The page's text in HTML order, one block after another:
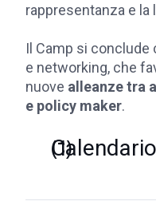
rappresentanza e la
Il Camp si
e networking, che
nuove alleanze tra
e policy maker.
(1)